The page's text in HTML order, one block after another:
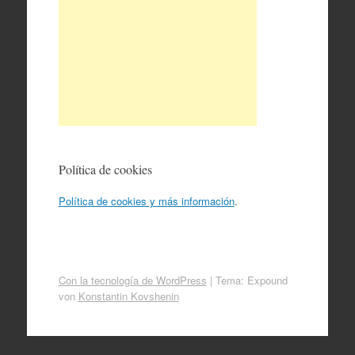
Política de cookies
Política de cookies y más información.
Con la tecnología de WordPress | Tema: Expound
von Konstantin Kovshenin